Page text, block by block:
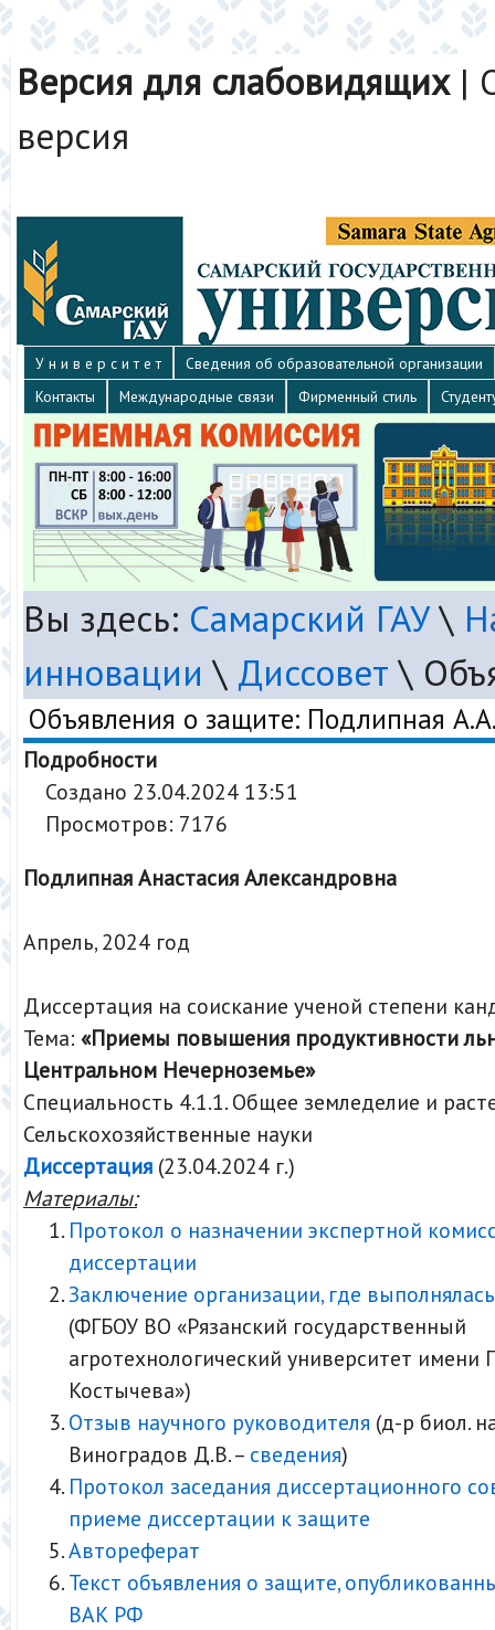
Версия для слабовидящих|
версия
У н и в е р с и т е т
Сведения об образовательной организации
Контакты
Международные связи Фирменный стиль
Вы здесь: Самарский ГАУ\
инновации \ Диссовет \
Объявления о защите: Подлипная
Подробности
Создано 23.04.2024 13:51
Просмотров: 7176
Подлипная Анастасия Александровна
Апрель, 2024 год
Диссертация на соискание ученой степени
Тема: «Приемы повышения продуктивности
Центральном Нечерноземье»
Специальность 4.1.1. Общее земледелие и
Сельскохозяйственные науки
Диссертация (23.04.2024 г.)
Материалы:
Протокол о назначении экспертной
диссертации
Заключение организации, где
(ФГБОУ ВО «Рязанский государственный
агротехнологический университет имени
Костычева»)
Отзыв научного руководителя (д-р биол.
Виноградов Д.В. – сведения)
Протокол заседания диссертационного
приеме диссертации к защите
Автореферат
Текст объявления о защите,
ВАК РФ